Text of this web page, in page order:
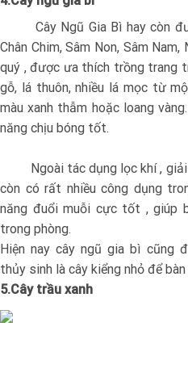
Cây Ngũ Gia Bì hay còn
Chân Chim, Sâm Non, Sâm
quý , được ưa thích trồng trang
gỗ, lá thuôn, nhiều lá mọc từ
màu xanh thẫm hoặc loang
năng chịu bóng tốt.
Ngoài tác dụng lọc khí , giải
còn có rất nhiều công dụng
năng đuổi muỗi cực tốt , giúp
trong phòng.
Hiện nay cây ngũ gia bì cũng
thủy sinh là cây kiểng nhỏ để
5.Cây trầu xanh